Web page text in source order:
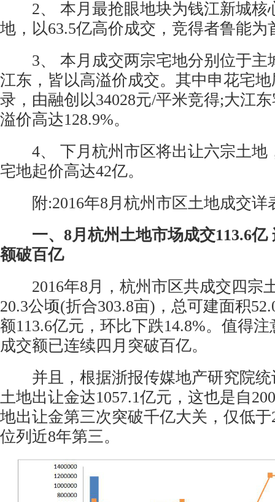
2、 本月最抢眼地块为钱江新城核
地，以63.5亿高价成交，竞得者鲁能为
3、 本月成交两宗宅地分别位于主
江东，皆以高溢价成交。其中申花宅
录，由融创以34028元/平米竞得;大江
溢价高达128.9%。
4、 下月杭州市区将出让六宗土地
宅地起价高达42亿。
附:2016年8月杭州市区土地成交详
一、8月杭州土地市场成交113.6亿
额破百亿
2016年8月，杭州市区共成交四宗
20.3公顷(折合303.8亩)，总可建面积
额113.6亿元，环比下跌14.8%。值得
成交额已连续四月突破百亿。
并且，根据浙报传媒地产研究院统
土地出让金达1057.1亿元，这也是自
地出让金第三次突破千亿大关，仅低于
位列近8年第三。